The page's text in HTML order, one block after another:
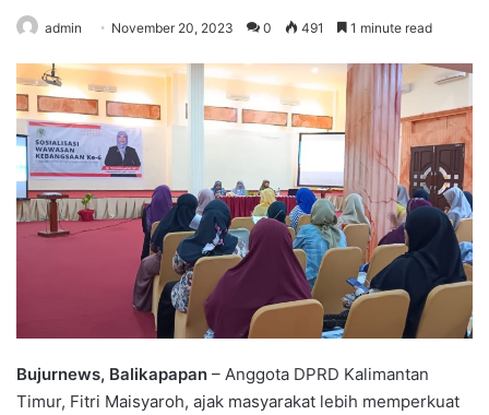
admin November 20, 2023 0 491 1 minute read
Bujurnews, Balikapapan – Anggota DPRD Kalimantan
Timur, Fitri Maisyaroh, ajak masyarakat lebih memperkuat